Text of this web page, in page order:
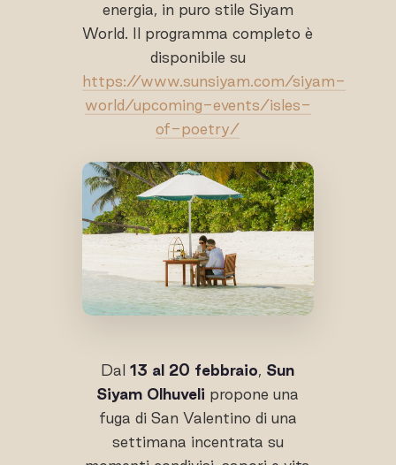
energia, in puro stile Siyam
World. Il programma completo è
disponibile su
https://www.sunsiyam.com/siyam-
world/upcoming-events/isles-
of-poetry/
Dal13 al 20 febbraio, Sun
Siyam Olhuveli propone una
fuga di San Valentino di una
settimana incentrata su